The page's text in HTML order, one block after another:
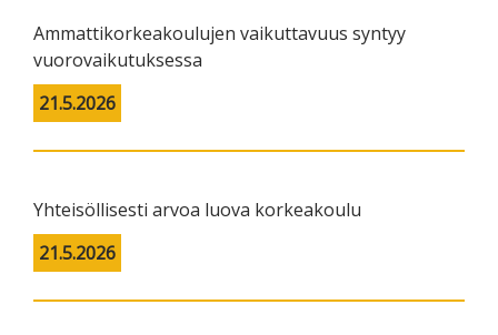
Ammattikorkeakoulujen vaikuttavuus syntyy
vuorovaikutuksessa
21.5.2026
Yhteisöllisesti arvoa luova korkeakoulu
21.5.2026